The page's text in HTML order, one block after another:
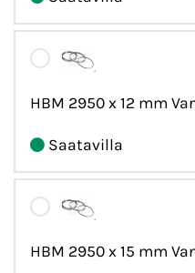
HBM 2950 x 12 mm
Saatavilla
HBM 2950 x 15 mm